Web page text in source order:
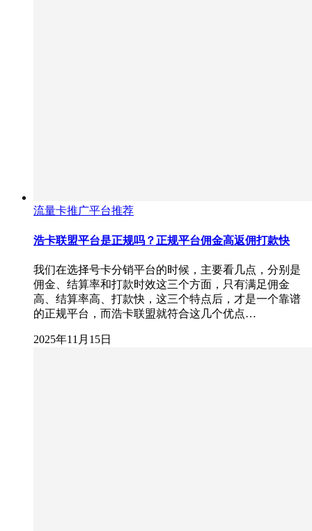
流量卡推广平台推荐
浩卡联盟平台是正规吗？正规平台佣金高返佣打款快
我们在选择号卡分销平台的时候，主要看几点，分别是
佣金、结算率和打款时效这三个方面，只有满足佣金
高、结算率高、打款快，这三个特点后，才是一个靠谱
的正规平台，而浩卡联盟就符合这几个优点…
2025年11月15日